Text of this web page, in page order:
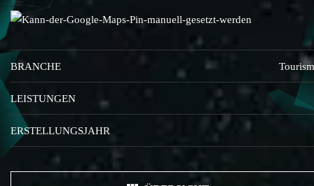
BRANCHE
LEISTUNGEN
ERSTELLUNGSJAHR